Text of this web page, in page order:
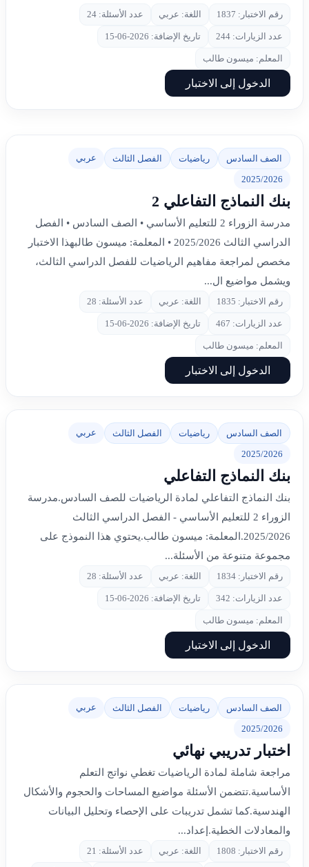
رقم الاختبار: 1837 اللغة: عربي عدد الأسئلة: 24
عدد الزيارات: 244 تاريخ الإضافة: 2026-06-15
المعلم: ميسون طالب
الدخول إلى الاختبار
الصف السادس رياضيات الفصل الثالث عربي
2025/2026
بنك النماذج التفاعلي 2
مدرسة الزوراء 2 للتعليم الأساسي • الصف السادس • الفصل
الدراسي الثالث 2025/2026 • المعلمة: ميسون طالبهذا الاختبار
مخصص لمراجعة مفاهيم الرياضيات للفصل الدراسي الثالث،
ويشمل مواضيع ال...
رقم الاختبار: 1835 اللغة: عربي عدد الأسئلة: 28
عدد الزيارات: 467 تاريخ الإضافة: 2026-06-15
المعلم: ميسون طالب
الدخول إلى الاختبار
الصف السادس رياضيات الفصل الثالث عربي
2025/2026
بنك النماذج التفاعلي
بنك النماذج التفاعلي لمادة الرياضيات للصف السادس.مدرسة
الزوراء 2 للتعليم الأساسي - الفصل الدراسي الثالث
2025/2026.المعلمة: ميسون طالب.يحتوي هذا النموذج على
مجموعة متنوعة من الأسئلة...
رقم الاختبار: 1834 اللغة: عربي عدد الأسئلة: 28
عدد الزيارات: 342 تاريخ الإضافة: 2026-06-15
المعلم: ميسون طالب
الدخول إلى الاختبار
الصف السادس رياضيات الفصل الثالث عربي
2025/2026
اختبار تدريبي نهائي
مراجعة شاملة لمادة الرياضيات تغطي نواتج التعلم
الأساسية.تتضمن الأسئلة مواضيع المساحات والحجوم والأشكال
الهندسية.كما تشمل تدريبات على الإحصاء وتحليل البيانات
والمعادلات الخطية.إعداد...
رقم الاختبار: 1808 اللغة: عربي عدد الأسئلة: 21